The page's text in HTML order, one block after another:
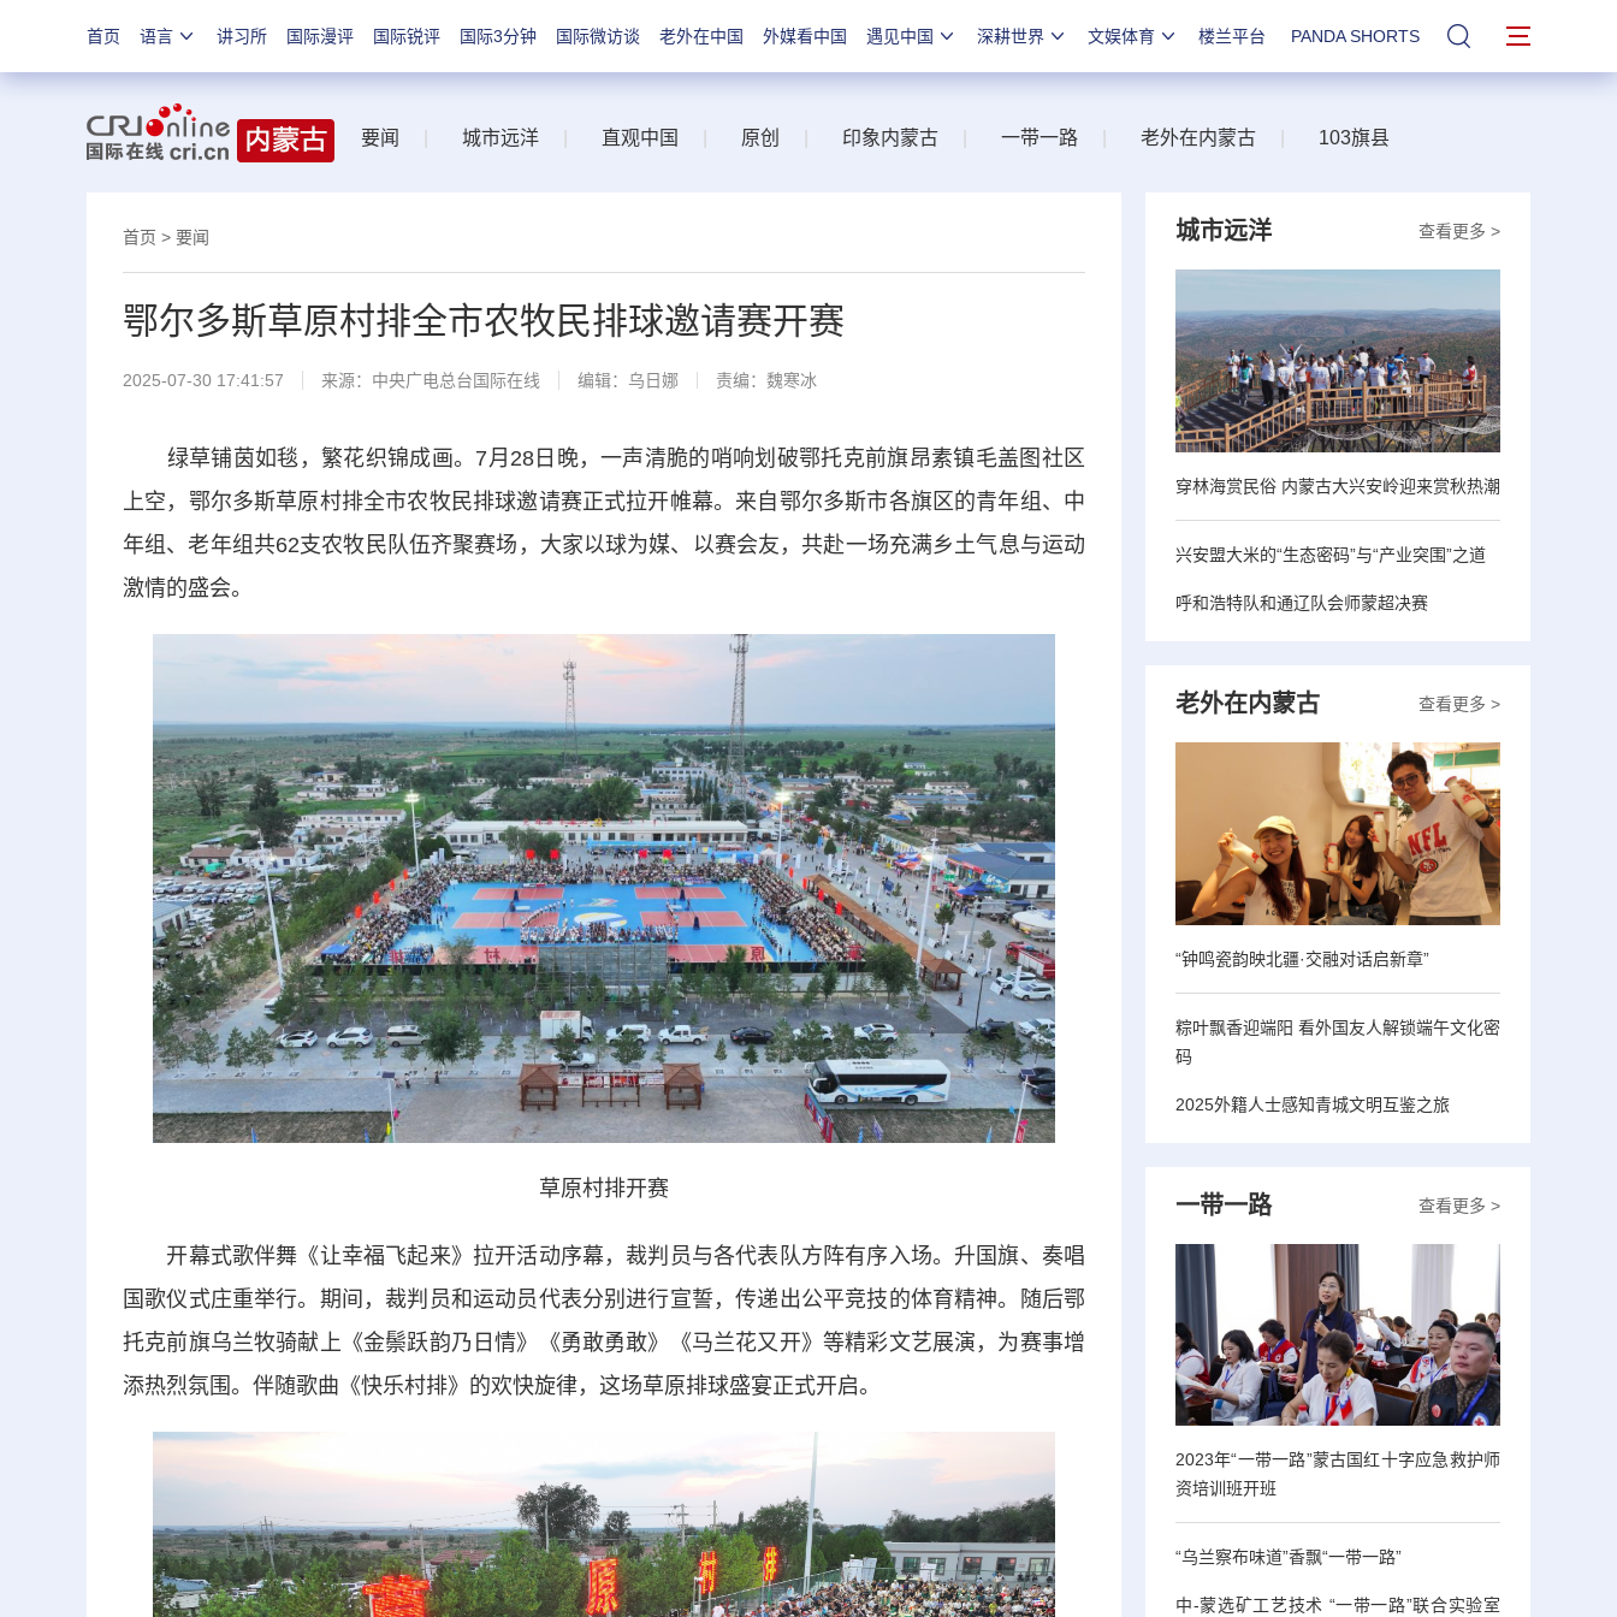
首页 语言 讲习所 国际漫评 国际锐评 国际3分钟 国际微访谈 老外在中国 外媒看中国 遇见中国 深耕世界 文娱体育 楼兰平台 PANDA SHORTS 站内搜索
要闻 城市远洋 直观中国 原创 印象内蒙古 一带一路 老外在内蒙古 103旗县
首页 > 要闻
鄂尔多斯草原村排全市农牧民排球邀请赛开赛
2025-07-30 17:41:57 来源：中央广电总台国际在线 编辑：乌日娜 责编：魏寒冰
绿草铺茵如毯，繁花织锦成画。7月28日晚，一声清脆的哨响划破鄂托克前旗昂素镇毛盖图社区
上空，鄂尔多斯草原村排全市农牧民排球邀请赛正式拉开帷幕。来自鄂尔多斯市各旗区的青年组、中
年组、老年组共62支农牧民队伍齐聚赛场，大家以球为媒、以赛会友，共赴一场充满乡土气息与运动
激情的盛会。
草原村排开赛
开幕式歌伴舞《让幸福飞起来》拉开活动序幕，裁判员与各代表队方阵有序入场。升国旗、奏唱
国歌仪式庄重举行。期间，裁判员和运动员代表分别进行宣誓，传递出公平竞技的体育精神。随后鄂
托克前旗乌兰牧骑献上《金鬃跃韵乃日情》《勇敢勇敢》《马兰花又开》等精彩文艺展演，为赛事增
添热烈氛围。伴随歌曲《快乐村排》的欢快旋律，这场草原排球盛宴正式开启。
查看更多 >
城市远洋
穿林海赏民俗 内蒙古大兴安岭迎来赏秋热潮
兴安盟大米的“生态密码”与“产业突围”之道
呼和浩特队和通辽队会师蒙超决赛
查看更多 >
老外在内蒙古
“钟鸣瓷韵映北疆·交融对话启新章”
粽叶飘香迎端阳 看外国友人解锁端午文化密
码
2025外籍人士感知青城文明互鉴之旅
查看更多 >
一带一路
2023年“一带一路”蒙古国红十字应急救护师
资培训班开班
“乌兰察布味道”香飘“一带一路”
中-蒙选矿工艺技术 “一带一路”联合实验室